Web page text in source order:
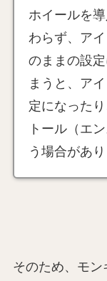
ホイールを
わらず、ア
のままの設
まうと、ア
定になった
トール（エ
う場合があり
そのため、モ